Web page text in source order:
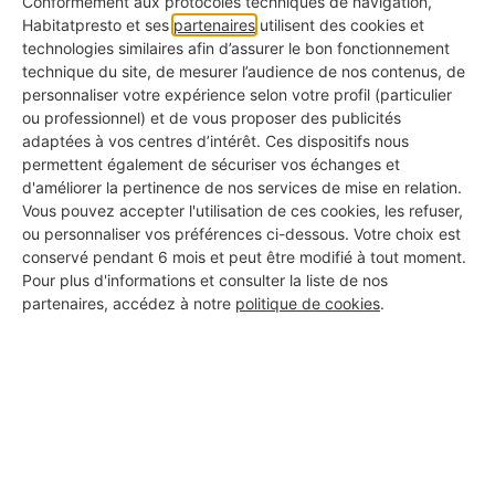
Habitatpresto et ses partenaires utilisent des cookies et
technologies similaires afin d’assurer le bon fonctionnement
technique du site, de mesurer l’audience de nos contenus, de
personnaliser votre expérience selon votre profil (particulier
ou professionnel) et de vous proposer des publicités
adaptées à vos centres d’intérêt. Ces dispositifs nous
permettent également de sécuriser vos échanges et
d'améliorer la pertinence de nos services de mise en relation.
Vous pouvez accepter l'utilisation de ces cookies, les refuser,
ou personnaliser vos préférences ci-dessous. Votre choix est
conservé pendant 6 mois et peut être modifié à tout moment.
Pour plus d'informations et consulter la liste de nos
partenaires, accédez à notre politique de cookies.
avis clients
3 Je profite de ma maison
Vous êtes satisfait de vos travaux, vous pouvez
laisser une évaluation
Plus de 30 000 avis clients,
satisfaits.